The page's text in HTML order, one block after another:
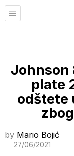
Johnson
plate
odštete
by Mario Bojić
27/06/2021